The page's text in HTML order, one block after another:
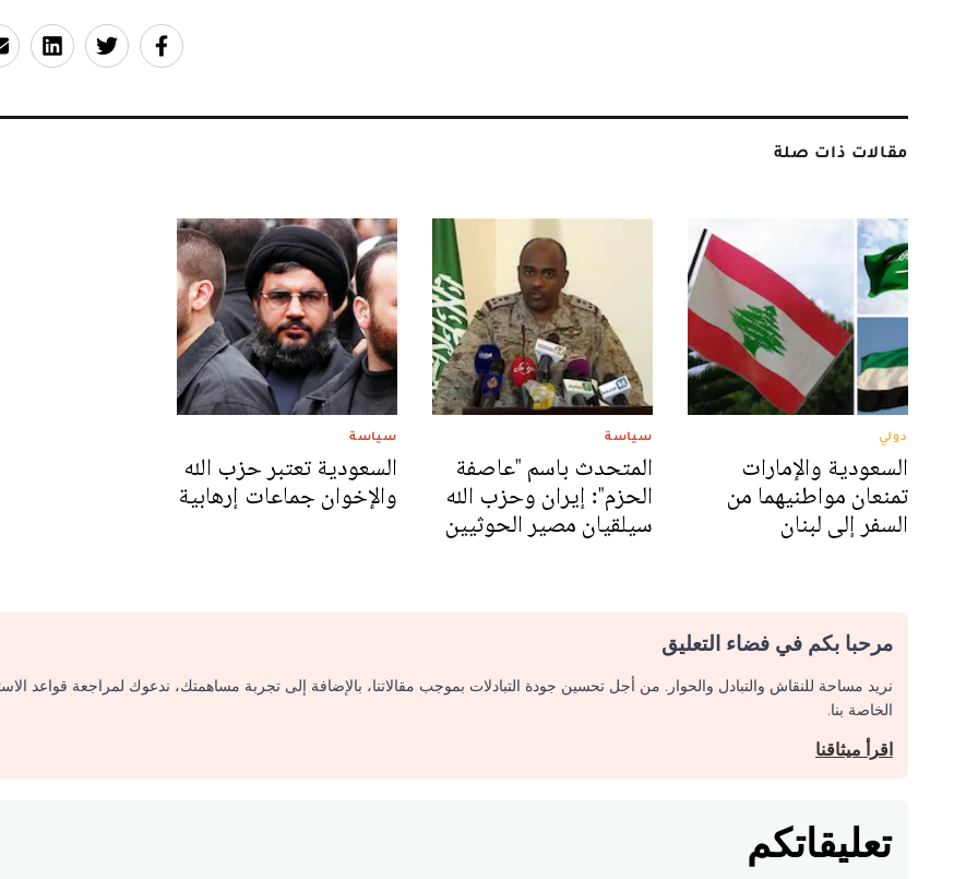
مقالات ذات صلة
دولي
السعودية والإمارات
تمنعان مواطنيهما من
السفر إلى لبنان
سياسة
المتحدث باسم "عاصفة
الحزم": إيران وحزب الله
سيلقيان مصير الحوثيين
سياسة
السعودية تعتبر حزب الله
والإخوان جماعات إرهابية
مرحبا بكم في فضاء التعليق
نريد مساحة للنقاش والتبادل والحوار. من أجل تحسين جودة التبادلات بموجب مقالاتنا، بالإضافة إلى تجربة مساهمتك، ندعوك لمراجعة قواعد
الخاصة بنا.
اقرأ ميثاقنا
تعليقاتكم